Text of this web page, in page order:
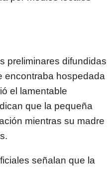
preliminares difundidas
encontraba hospedada
el lamentable
que la pequeña
mientras su madre
señalan que la